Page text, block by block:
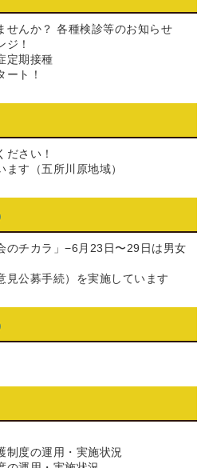
せんか？ 各種検診等のお知らせ
ジ！
定期接種
ート！
ださい！
す（五所川原地域）
のチカラ」−6月23日〜29日は男女
見公募手続）を実施しています
制度の運用・実施状況